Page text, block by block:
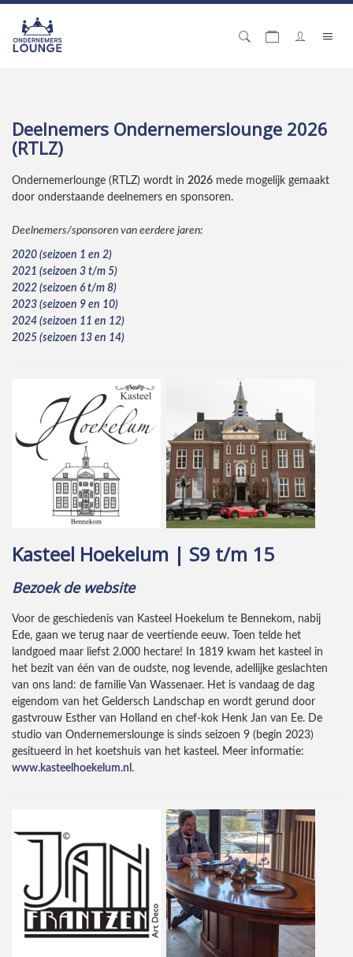
Deelnemers Ondernemerslounge 2026
(RTLZ)
Ondernemerlounge (RTLZ) wordt in 2026 mede mogelijk gemaakt
door onderstaande deelnemers en sponsoren.
Deelnemers/sponsoren van eerdere jaren:
2020 (seizoen 1 en 2)
2021 (seizoen 3 t/m 5)
2022 (seizoen 6 t/m 8)
2023 (seizoen 9 en 10)
2024 (seizoen 11 en 12)
2025 (seizoen 13 en 14)
Kasteel Hoekelum | S9 t/m 15
Bezoek de website
Voor de geschiedenis van Kasteel Hoekelum te Bennekom, nabij
Ede, gaan we terug naar de veertiende eeuw. Toen telde het
landgoed maar liefst 2.000 hectare! In 1819 kwam het kasteel in
het bezit van één van de oudste, nog levende, adellijke geslachten
van ons land: de familie Van Wassenaer. Het is vandaag de dag
eigendom van het Geldersch Landschap en wordt gerund door
gastvrouw Esther van Holland en chef-kok Henk Jan van Ee. De
studio van Ondernemerslounge is sinds seizoen 9 (begin 2023)
gesitueerd in het koetshuis van het kasteel. Meer informatie:
www.kasteelhoekelum.nl .